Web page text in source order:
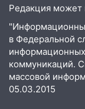
10:26
На
временно
10:14 В
отправили
09:52
Редакция может
в Федеральной
коммуникаций.
массовой
05.03.2015